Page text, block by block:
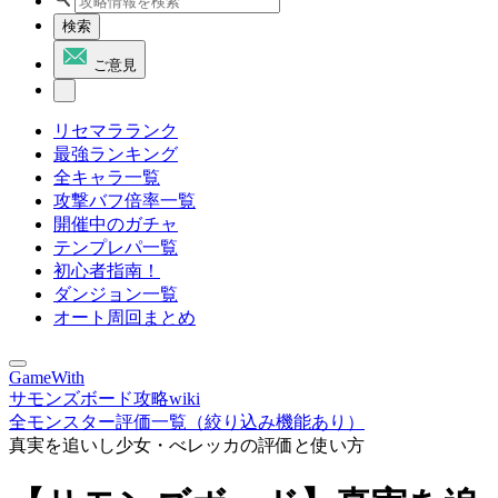
検索
ご意見
リセマラランク
最強ランキング
全キャラ一覧
攻撃バフ倍率一覧
開催中のガチャ
テンプレパ一覧
初心者指南！
ダンジョン一覧
オート周回まとめ
GameWith
サモンズボード攻略wiki
全モンスター評価一覧（絞り込み機能あり）
真実を追いし少女・べレッカの評価と使い方